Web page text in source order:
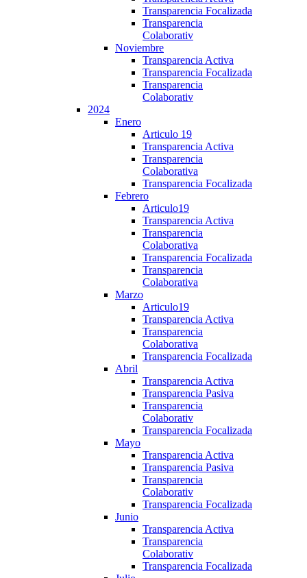
Transparencia Focalizada
Transparencia
Colaborativ
Noviembre
Transparencia Activa
Transparencia Focalizada
Transparencia
Colaborativ
2024
Enero
Articulo 19
Transparencia Activa
Transparencia
Colaborativa
Transparencia Focalizada
Febrero
Articulo19
Transparencia Activa
Transparencia
Colaborativa
Transparencia Focalizada
Transparencia
Colaborativa
Marzo
Articulo19
Transparencia Activa
Transparencia
Colaborativa
Transparencia Focalizada
Abril
Transparencia Activa
Transparencia Pasiva
Transparencia
Colaborativ
Transparencia Focalizada
Mayo
Transparencia Activa
Transparencia Pasiva
Transparencia
Colaborativ
Transparencia Focalizada
Junio
Transparencia Activa
Transparencia
Colaborativ
Transparencia Focalizada